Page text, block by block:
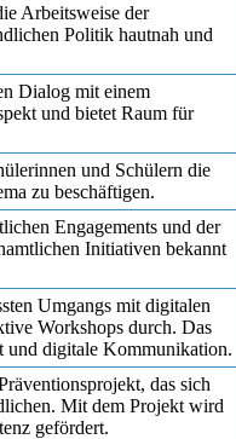
Arbeitsweise der
Politik hautnah und
Dialog mit einem
und bietet Raum für
und Schülern die
zu beschäftigen.
Engagements und der
Initiativen bekannt
Umgangs mit digitalen
Workshops durch. Das
und digitale Kommunikation.
das sich
Mit dem Projekt wird
gefördert.